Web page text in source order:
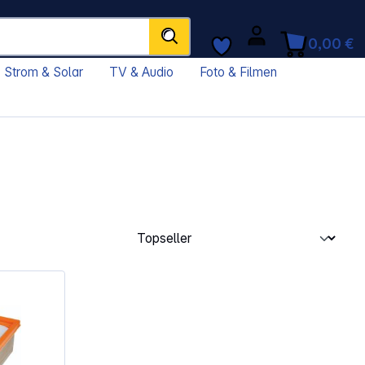
0,00 €
Strom & Solar TV & Audio
Foto & Filmen